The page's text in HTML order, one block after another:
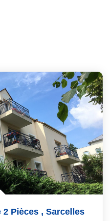
2 Pièces , Sarcelles